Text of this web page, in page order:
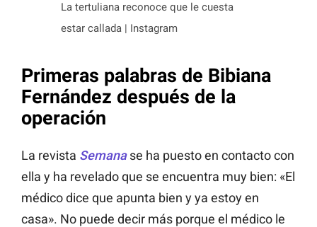
La tertuliana reconoce que le cuesta
estar callada | Instagram
Primeras palabras de Bibiana
Fernández después de la
operación
La revista Semanase ha puesto en contacto con
ella y ha revelado que se encuentra muy bien: «El
médico dice que apunta bien y ya estoy en
casa». No puede decir más porque el médico le